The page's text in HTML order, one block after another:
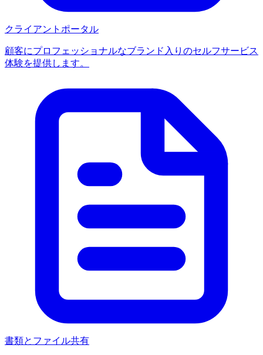
クライアントポータル
顧客にプロフェッショナルなブランド入りのセルフサービス
体験を提供します。
書類とファイル共有